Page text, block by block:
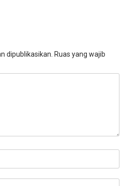
dipublikasikan. Ruas yang wajib